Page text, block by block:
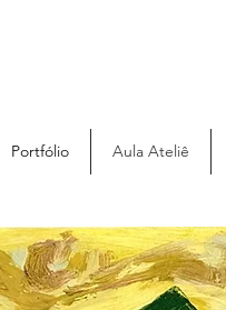
Portfólio Aula Ateliê